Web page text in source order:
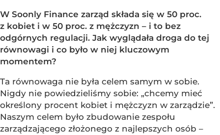
W Soonly Finance zarząd składa się w 50 proc.
z kobiet i w 50 proc. z mężczyzn – i to bez
odgórnych regulacji. Jak wyglądała droga do tej
równowagi i co było w niej kluczowym
momentem?
Ta równowaga nie była celem samym w sobie.
Nigdy nie powiedzieliśmy sobie: „chcemy mieć
określony procent kobiet i mężczyzn w zarządzie”.
Naszym celem było zbudowanie zespołu
zarządzającego złożonego z najlepszych osób –